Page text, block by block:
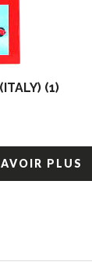
(1)
PLUS